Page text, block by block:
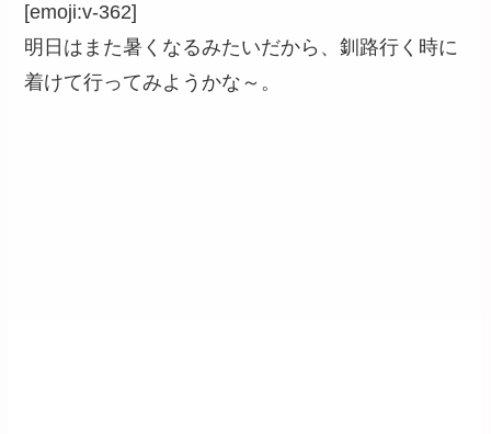
[emoji:v-362]
明日はまた暑くなるみたいだから、釧路行く時に
着けて行ってみようかな～。